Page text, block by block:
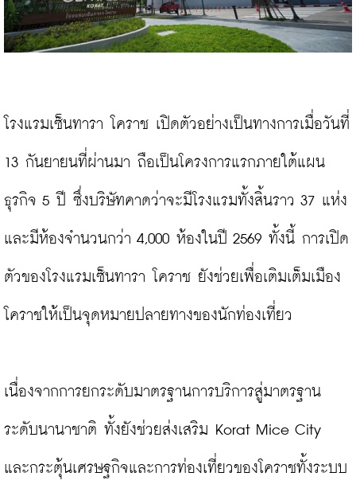
โรงแรมเซ็นทารา โคราช เปิดตัวอย่างเป็นทางการเมื่อวันที่
13 กันยายนที่ผ่านมา ถือเป็นโครงการแรกภายใต้แผน
ธุรกิจ 5 ปี ซึ่งบริษัทคาดว่าจะมีโรงแรมทั้งสิ้นราว 37 แห่ง
และมีห้องจำนวนกว่า 4,000 ห้องในปี 2569 ทั้งนี้ การเปิด
ตัวของโรงแรมเซ็นทารา โคราช ยังช่วยเพื่อเติมเต็มเมือง
โคราชให้เป็นจุดหมายปลายทางของนักท่องเที่ยว
เนื่องจากการยกระดับมาตรฐานการบริการสู่มาตรฐาน
ระดับนานาชาติ ทั้งยังช่วยส่งเสริม Korat Mice City
และกระตุ้นเศรษฐกิจและการท่องเที่ยวของโคราชทั้งระบบ